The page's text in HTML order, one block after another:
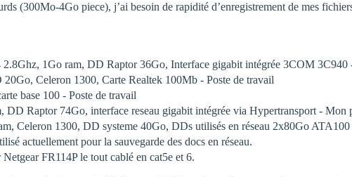
(300Mo-4Go piece), j’ai besoin de rapidité d’enregistrement de mes
1Go ram, DD Raptor 36Go, Interface gigabit intégrée 3COM 3C940
Celeron 1300, Carte Realtek 100Mb - Poste de travail
base 100 - Poste de travail
Raptor 74Go, interface reseau gigabit intégrée via Hypertransport - Mon
Celeron 1300, DD systeme 40Go, DDs utilisés en réseau 2x80Go
actuellement pour la sauvegarde des docs en réseau.
FR114P le tout cablé en cat5e et 6.